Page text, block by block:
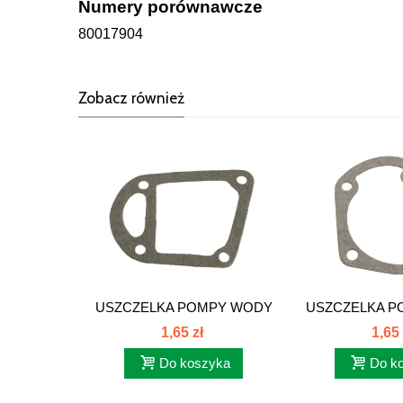
Numery porównawcze
80017904
Zobacz również
USZCZELKA POMPY WODY
KORPUS S/T...
1,65 zł
Do koszyka
USZCZELKA
1,65
Do